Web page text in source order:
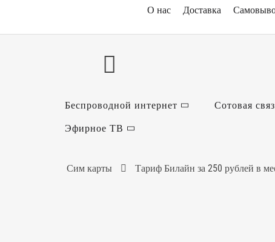
О нас Доставка
Беспроводной интернет Сотовая
Эфирное ТВ
Сим карты Тариф Билайн за 250 рублей в